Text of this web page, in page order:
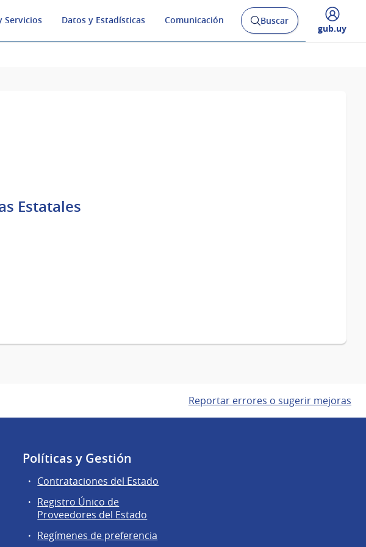
Servicios Datos y Estadísticas Comunicación
Abrir
buscador
Buscar
Desplegar
gub.uy
Estatales
Reportar errores o sugerir mejoras
Políticas y Gestión
Contrataciones del Estado
Registro Único de
Proveedores del Estado
Regímenes de preferencia